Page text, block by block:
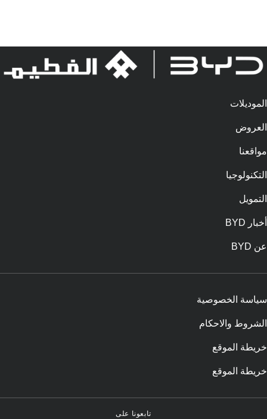
الموديلات
العروض
مواقعنا
التكنولوجيا
التمويل
أخبار BYD
عن BYD
سياسة الخصوصية
الشروط والاحكام
خريطة الموقع
خريطة الموقع
تابعونا على